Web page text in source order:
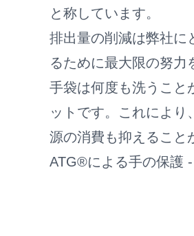
と称しています。
排出量の削減は弊社に
るために最大限の努力
手袋は何度も洗うこと
ットです。これによ
源の消費も抑えること
ATG®による手の保護